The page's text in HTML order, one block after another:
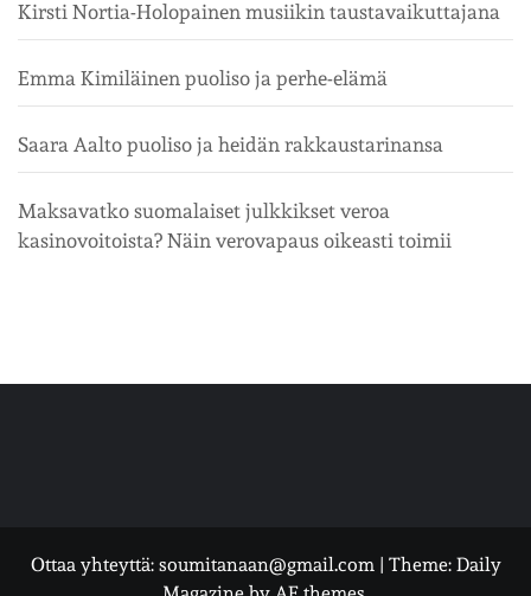
Kirsti Nortia-Holopainen musiikin taustavaikuttajana
Emma Kimiläinen puoliso ja perhe-elämä
Saara Aalto puoliso ja heidän rakkaustarinansa
Maksavatko suomalaiset julkkikset veroa
kasinovoitoista? Näin verovapaus oikeasti toimii
Ottaa yhteyttä: soumitanaan@gmail.com | Theme: Daily